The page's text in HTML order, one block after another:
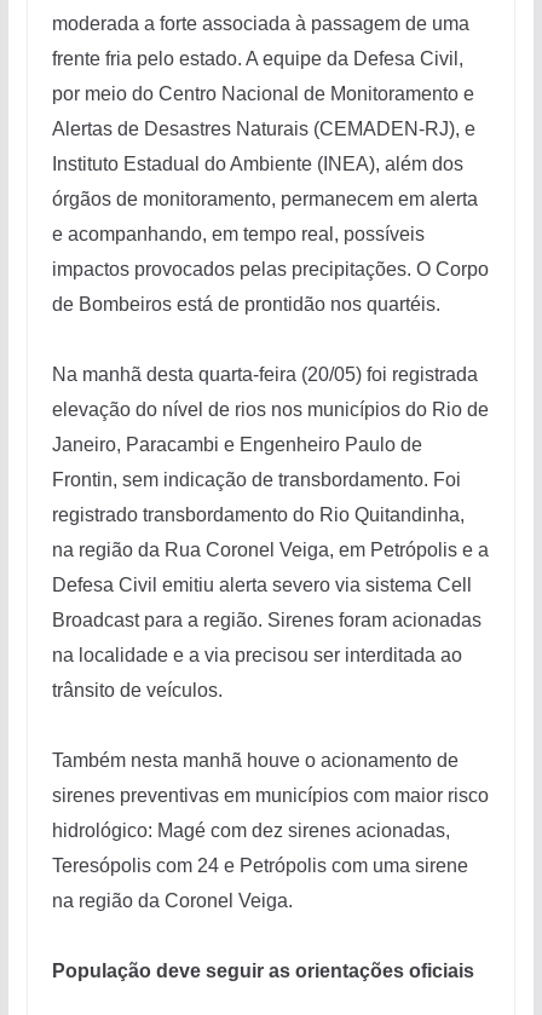
moderada a forte associada à passagem de uma
frente fria pelo estado. A equipe da Defesa Civil,
por meio do Centro Nacional de Monitoramento e
Alertas de Desastres Naturais (CEMADEN-RJ), e
Instituto Estadual do Ambiente (INEA), além dos
órgãos de monitoramento, permanecem em alerta
e acompanhando, em tempo real, possíveis
impactos provocados pelas precipitações. O Corpo
de Bombeiros está de prontidão nos quartéis.
Na manhã desta quarta-feira (20/05) foi registrada
elevação do nível de rios nos municípios do Rio de
Janeiro, Paracambi e Engenheiro Paulo de
Frontin, sem indicação de transbordamento. Foi
registrado transbordamento do Rio Quitandinha,
na região da Rua Coronel Veiga, em Petrópolis e a
Defesa Civil emitiu alerta severo via sistema Cell
Broadcast para a região. Sirenes foram acionadas
na localidade e a via precisou ser interditada ao
trânsito de veículos.
Também nesta manhã houve o acionamento de
sirenes preventivas em municípios com maior risco
hidrológico: Magé com dez sirenes acionadas,
Teresópolis com 24 e Petrópolis com uma sirene
na região da Coronel Veiga.
População deve seguir as orientações oficiais